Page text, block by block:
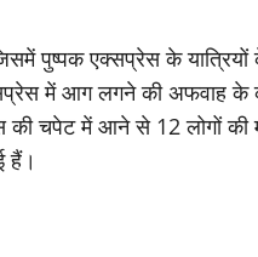
पुष्पक एक्सप्रेस के
में आग लगने की अफवाह के
चपेट में आने से 12 लोगों की
हैं।